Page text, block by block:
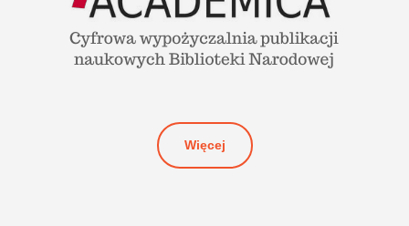
Więcej